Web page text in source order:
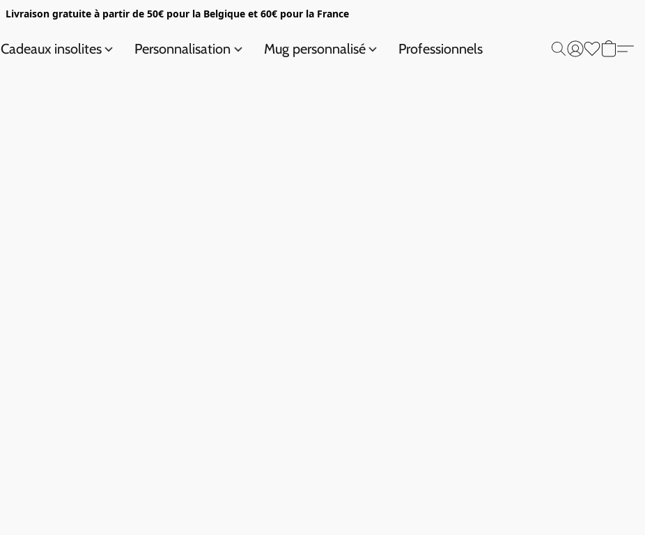
Livraison gratuite à partir de 50€ pour la Belgique et 60€ pour la France
Cadeaux insolites Personnalisation Mug personnalisé Professionnels